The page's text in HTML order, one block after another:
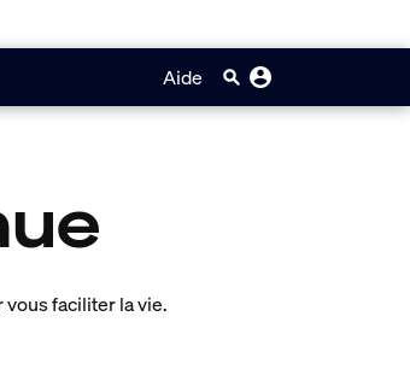
Aide
faciliter la vie.